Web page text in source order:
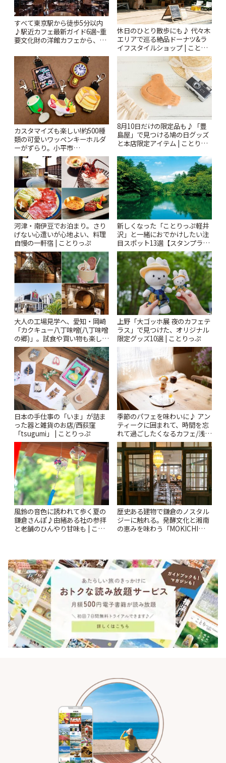
すべて東京駅から徒歩5分以内
♪駅近カフェ最新ガイド6選~重
要文化財の洋館カフェから、改
りっぷ
休日のひとり散歩にも♪ 代々木
エリアで巡る絶品ドーナツ&ラ
イフスタイルショップ | ことり
っぷ
カスタマイズも楽しい!約500種
類の可愛いワッペンキーホルダ
ーがずらり。小平市
「Kimamaya T&K」 | ことりっ
ぷ
8月10日だけの限定品も♪「豊
島屋」で見つける鳩の日グッズ
と本店限定アイテム | ことりっ
河津・南伊豆でお泊まり。さり
げない心遣いが心地よい、料理
自慢の一軒宿 | ことりっぷ
新しくなった「ことりっぷ軽井
沢」と一緒におでかけしたい注
目スポット13選【スタンプラリ
ー開催中】 | ことりっぷ
大人の工場見学へ、愛知・岡崎
「カクキュー八丁味噌(八丁味噌
の郷)」。試食や買い物も楽しみ
♪ | ことりっぷ
上野「大ゴッホ展 夜のカフェテ
ラス」で見つけた、オリジナル
限定グッズ10選 | ことりっぷ
日本の手仕事の「いま」が詰ま
った器と雑貨のお店/西荻窪
「tsugumi」 | ことりっぷ
季節のパフェを味わいに♪ アン
ティークに囲まれて、時間を忘
れて過ごしたくなるカフェ/浅草
「annorum cafe」 | ことりっぷ
風鈴の音色に誘われて歩く夏の
鎌倉さんぽ♪由緒ある社の参拝
と老舗のひんやり甘味も | こと
歴史ある建物で鎌倉のノスタル
ジーに触れる。発酵文化と湘南
の恵みを味わう「MOKICHI